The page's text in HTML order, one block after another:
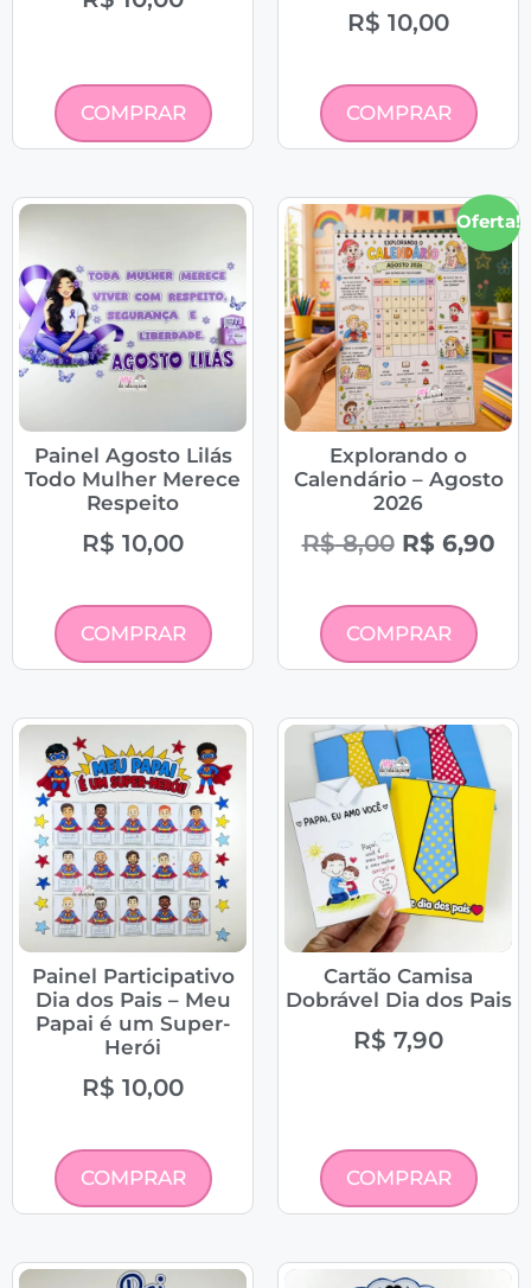
COMPRAR
R$ 10,00
COMPRAR
Painel Agosto Lilás
Todo Mulher Merece
Respeito
R$ 10,00
COMPRAR
Oferta!
Explorando o
Calendário – Agosto
2026
R$8,00 R$6,90
COMPRAR
Painel Participativo
Dia dos Pais – Meu
Papai é um Super-
Herói
R$ 10,00
COMPRAR
Cartão Camisa
Dobrável Dia dos Pais
R$ 7,90
COMPRAR